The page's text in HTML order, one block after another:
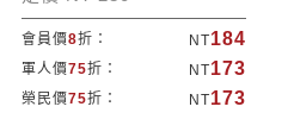
會員價8折： NT184
軍人價75折： NT173
榮民價75折： NT173